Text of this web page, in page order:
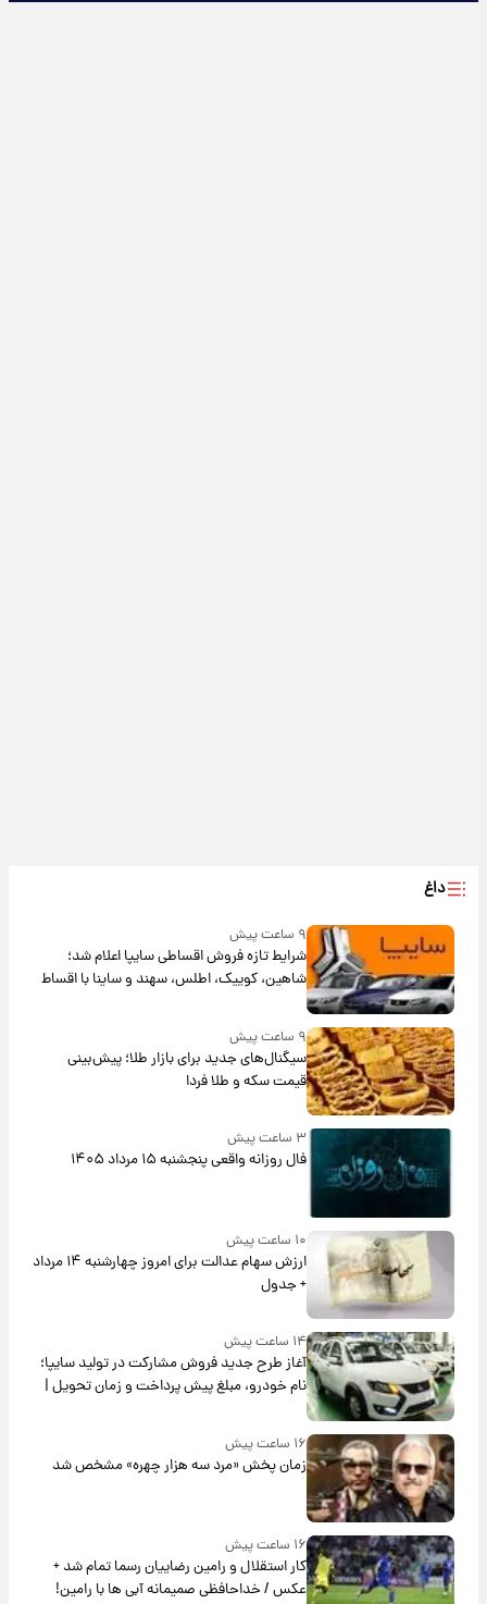
داغ
۹ ساعت پیش
شرایط تازه فروش اقساطی سایپا اعلام شد؛
شاهین، کوییک، اطلس، سهند و ساینا با اقساط
بلندمدت + جدول
۹ ساعت پیش
سیگنال‌های جدید برای بازار طلا؛ پیش‌بینی
قیمت سکه و طلا فردا
۳ ساعت پیش
فال روزانه واقعی پنجشنبه ۱۵ مرداد ۱۴۰۵
۱۰ ساعت پیش
ارزش سهام عدالت برای امروز چهارشنبه ۱۴ مرداد
+ جدول
۱۴ ساعت پیش
آغاز طرح جدید فروش مشارکت در تولید سایپا؛
نام خودرو، مبلغ پیش پرداخت و زمان تحویل |
سود مشارکت چند درصد است؟
۱۶ ساعت پیش
زمان پخش «مرد سه هزار چهره» مشخص شد
۱۶ ساعت پیش
کار استقلال و رامین رضاییان رسما تمام شد +
عکس / خداحافظی صمیمانه آبی ها با رامین!